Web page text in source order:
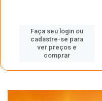
Faça seu login ou
cadastre-se para
ver preços e
comprar